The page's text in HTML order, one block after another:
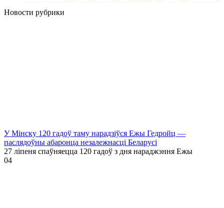
Новости рубрики
У Мінску 120 гадоў таму нарадзіўся Ежы Гедройц —
паслядоўны абаронца незалежнасці Беларусі
27 ліпеня спаўняецца 120 гадоў з дня нараджэння Ежы
04